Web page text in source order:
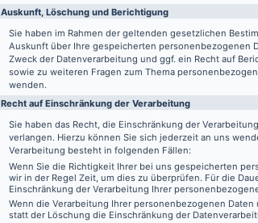
Auskunft, Löschung und Berichtigung
Sie haben im Rahmen der geltenden gesetzlichen
Auskunft über Ihre gespeicherten personenbezogenen
Zweck der Datenverarbeitung und ggf. ein Recht auf
sowie zu weiteren Fragen zum Thema
wenden.
Recht auf Einschränkung der Verarbeitung
Sie haben das Recht, die Einschränkung der
verlangen. Hierzu können Sie sich jederzeit an uns
Verarbeitung besteht in folgenden Fällen:
Wenn Sie die Richtigkeit Ihrer bei uns gespeicherten
wir in der Regel Zeit, um dies zu überprüfen. Für die
Einschränkung der Verarbeitung Ihrer
Wenn die Verarbeitung Ihrer personenbezogenen
statt der Löschung die Einschränkung der